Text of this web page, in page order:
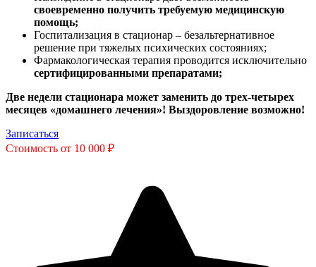
своевременно получить требуемую медицинскую
помощь;
Госпитализация в стационар – безальтернативное
решение при тяжелых психических состояниях;
Фармакологическая терапия проводится исключительно
сертифицированными препаратами;
Две недели стационара может заменить до трех-четырех
месяцев «домашнего лечения»! Выздоровление возможно!
Записаться
Стоимость от 10 000 ₽